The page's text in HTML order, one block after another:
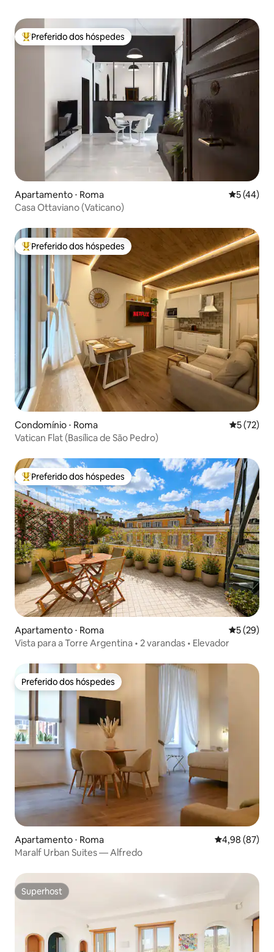
Entre os melhores preferidos dos hóspedes
Preferido dos hóspedes
Apartamento ⋅ Roma 5 de uma
5 (44)
Casa Ottaviano (Vaticano)
Entre os melhores preferidos dos hóspedes
Preferido dos hóspedes
Condomínio ⋅ Roma 5 de uma
5 (72)
Vatican Flat (Basílica de São Pedro)
Entre os melhores preferidos dos hóspedes
Preferido dos hóspedes
Apartamento ⋅ Roma 5 de uma
5 (29)
Vista para a Torre Argentina • 2 varandas • Elevador
Preferido dos hóspedes
Preferido dos hóspedes
Apartamento ⋅ Roma 4,98 de uma
4,98 (87)
Maralf Urban Suites — Alfredo
Superhost
Superhost